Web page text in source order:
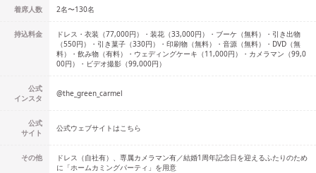
着席人数 2名〜130名
持込料金
ドレス・衣装（77,000円）・装花（33,000円）・ブーケ（無料）・引き出物
（550円）・引き菓子（330円）・印刷物（無料）・音源（無料）・DVD（無
料）・飲み物（有料）・ウェディングケーキ（11,000円）・カメラマン（99,0
00円）・ビデオ撮影（99,000円）
公式
インスタ
@the_green_carmel
公式
サイト
公式ウェブサイトはこちら
その他
ドレス（自社有）、専属カメラマン有／結婚1周年記念日を迎えるふたりのため
に「ホームカミングパーティ」を用意